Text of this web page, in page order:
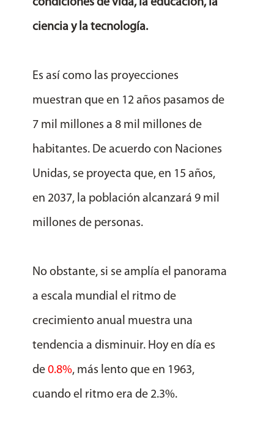
condiciones de vida, la educación, la
ciencia y la tecnología.
Es así como las proyecciones
muestran que en 12 años pasamos de
7 mil millones a 8 mil millones de
habitantes. De acuerdo con Naciones
Unidas, se proyecta que, en 15 años,
en 2037, la población alcanzará9 mil
millones de personas.
No obstante, si se amplía el panorama
a escala mundial el ritmo de
crecimiento anual muestra una
tendencia a disminuir. Hoy en día es
de0.8%, más lento que en 1963,
cuando el ritmo era de 2.3%.